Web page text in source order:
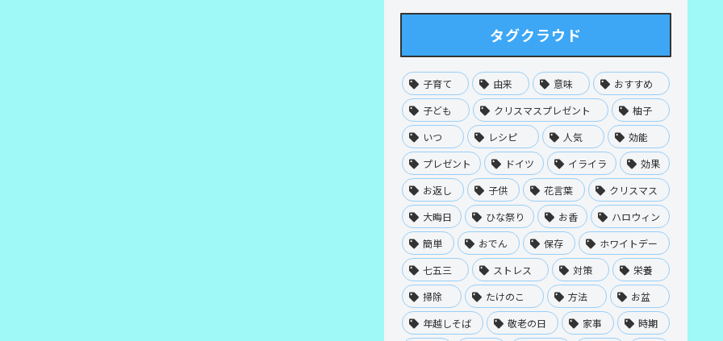
タグクラウド
子育て 由来 意味
おすすめ
子ども
クリスマスプレゼント
柚子
いつ
レシピ 人気
効能
プレゼント
ドイツ イライラ
効果
お返し
子供 花言葉
クリスマス
大晦日
ひな祭り お香
ハロウィン
簡単
おでん 保存
ホワイトデー
七五三
ストレス 対策
栄養
掃除
たけのこ 方法
お盆
年越しそば
敬老の日 家事
時期